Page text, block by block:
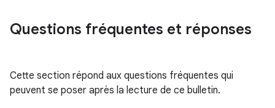
Questions fréquentes et réponses
Cette section répond aux questions fréquentes qui
peuvent se poser après la lecture de ce bulletin.